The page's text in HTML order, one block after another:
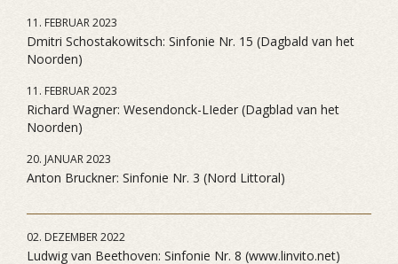
11. FEBRUAR 2023
Dmitri Schostakowitsch: Sinfonie Nr. 15 (Dagbald van het
Noorden)
11. FEBRUAR 2023
Richard Wagner: Wesendonck-LIeder (Dagblad van het
Noorden)
20. JANUAR 2023
Anton Bruckner: Sinfonie Nr. 3 (Nord Littoral)
02. DEZEMBER 2022
Ludwig van Beethoven: Sinfonie Nr. 8 (www.linvito.net)